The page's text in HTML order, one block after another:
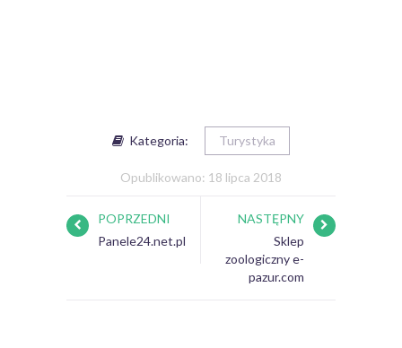
Kategoria: Turystyka
Opublikowano: 18 lipca 2018
POPRZEDNI
Panele24.net.pl
NASTĘPNY
Sklep
zoologiczny e-
pazur.com